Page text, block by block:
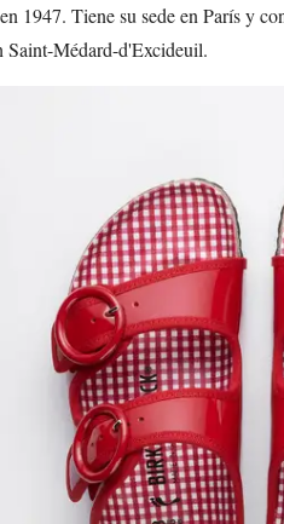
1947. Tiene su sede en París y
Saint-Médard-d'Excideuil.